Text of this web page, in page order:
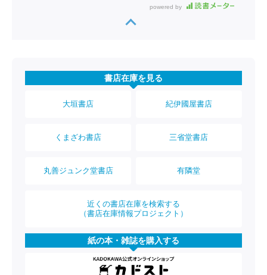
powered by
書店在庫を見る
大垣書店 紀伊國屋書店
くまざわ書店 三省堂書店
丸善ジュンク堂書店 有隣堂
近くの書店在庫を検索する
（書店在庫情報プロジェクト）
紙の本・雑誌を購入する